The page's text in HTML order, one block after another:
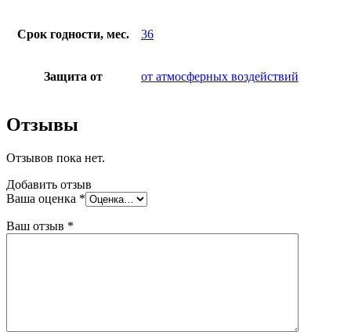
Срок годности, мес. 36
Защита от от атмосферных воздействий
Отзывы
Отзывов пока нет.
Добавить отзыв
Ваша оценка *
Ваш отзыв *